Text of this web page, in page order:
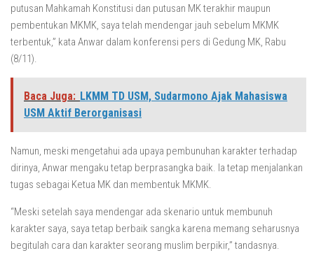
putusan Mahkamah Konstitusi dan putusan MK terakhir maupun
pembentukan MKMK, saya telah mendengar jauh sebelum MKMK
terbentuk,” kata Anwar dalam konferensi pers di Gedung MK, Rabu
(8/11).
Baca Juga: LKMM TD USM, Sudarmono Ajak Mahasiswa
USM Aktif Berorganisasi
Namun, meski mengetahui ada upaya pembunuhan karakter terhadap
dirinya, Anwar mengaku tetap berprasangka baik. Ia tetap menjalankan
tugas sebagai Ketua MK dan membentuk MKMK.
“Meski setelah saya mendengar ada skenario untuk membunuh
karakter saya, saya tetap berbaik sangka karena memang seharusnya
begitulah cara dan karakter seorang muslim berpikir,” tandasnya.